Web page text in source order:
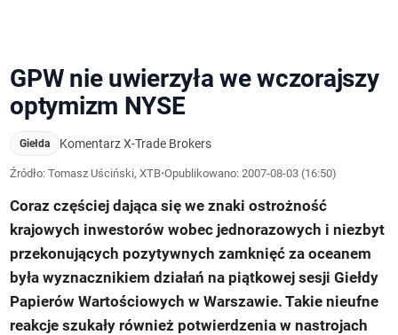
GPW nie uwierzyła we wczorajszy
optymizm NYSE
Giełda Komentarz X-Trade Brokers
Źródło: Tomasz Uściński, XTB•Opublikowano:2007-08-03 (16:50)
Coraz częściej dająca się we znaki ostrożność
krajowych inwestorów wobec jednorazowych i niezbyt
przekonujących pozytywnych zamknięć za oceanem
była wyznacznikiem działań na piątkowej sesji Giełdy
Papierów Wartościowych w Warszawie. Takie nieufne
reakcje szukały również potwierdzenia w nastrojach